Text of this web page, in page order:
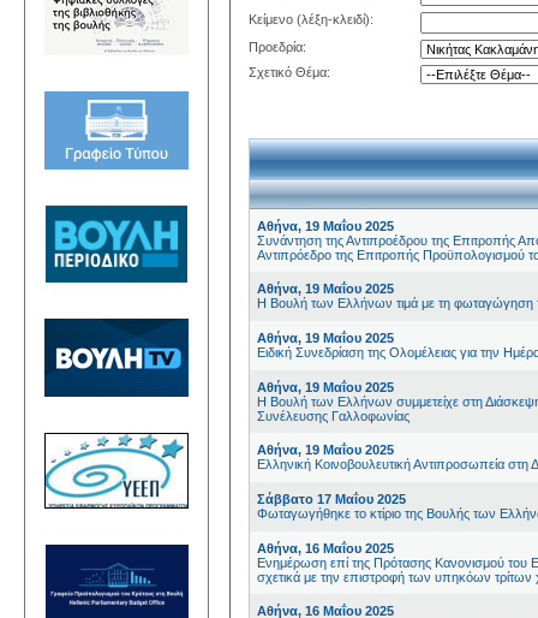
Κείμενο (λέξη-κλειδί):
Προεδρία:
Σχετικό Θέμα:
Αθήνα, 19 Μαΐου 2025
Συνάντηση της Αντιπροέδρου της Επιτροπής
Αντιπρόεδρο της Επιτροπής Προϋπολογισμού
Αθήνα, 19 Μαΐου 2025
Η Βουλή των Ελλήνων τιμά με τη φωταγώγηση
Αθήνα, 19 Μαΐου 2025
Ειδική Συνεδρίαση της Ολομέλειας για την
Αθήνα, 19 Μαΐου 2025
Η Βουλή των Ελλήνων συμμετείχε στη
Συνέλευσης Γαλλοφωνίας
Αθήνα, 19 Μαΐου 2025
Ελληνική Κοινοβουλευτική Αντιπροσωπεία
Σάββατο 17 Μαΐου 2025
Φωταγωγήθηκε το κτίριο της Βουλής των
Αθήνα, 16 Μαΐου 2025
Ενημέρωση επί της Πρότασης Κανονισμού του
σχετικά με την επιστροφή των υπηκόων
Αθήνα, 16 Μαΐου 2025